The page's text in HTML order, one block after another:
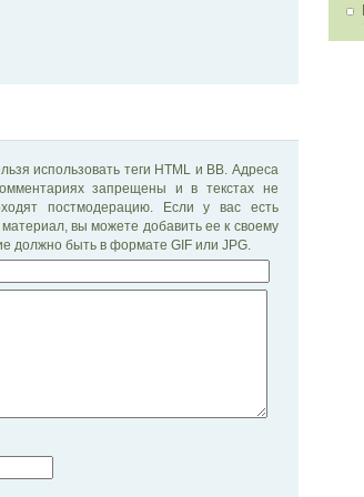
использовать теги HTML и BB. Адреса
запрещены и в текстах не
постмодерацию. Если у вас есть
вы можете добавить ее к своему
должно быть в формате GIF или JPG.